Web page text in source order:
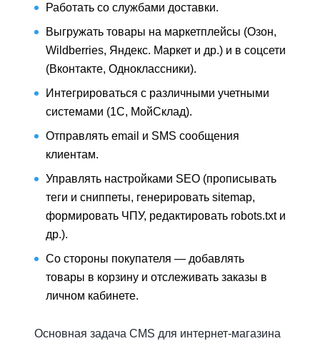
Работать со службами доставки.
Выгружать товары на маркетплейсы (Озон,
Wildberries, Яндекс. Маркет и др.) и в соцсети
(Вконтакте, Одноклассники).
Интегрироваться с различными учетными
системами (1С, МойСклад).
Отправлять email и SMS сообщения
клиентам.
Управлять настройками SEO (прописывать
теги и сниппеты, генерировать sitemap,
формировать ЧПУ, редактировать robots.txt и
др.).
Со стороны покупателя — добавлять
товары в корзину и отслеживать заказы в
личном кабинете.
Основная задача CMS для интернет-магазина